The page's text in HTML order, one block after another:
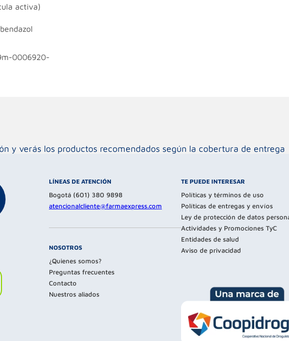
activa)
0006920-
y verás los productos recomendados según la cobertura de entrega
LÍNEAS DE ATENCIÓN
Bogotá (601) 380 9898
atencionalcliente@farmaexpress.com
NOSOTROS
¿Quienes somos?
Preguntas frecuentes
Contacto
Nuestros aliados
TE PUEDE INTERESAR
Políticas y términos de uso
Políticas de entregas y envíos
Ley de protección de datos
Actividades y Promociones TyC
Entidades de salud
Aviso de privacidad